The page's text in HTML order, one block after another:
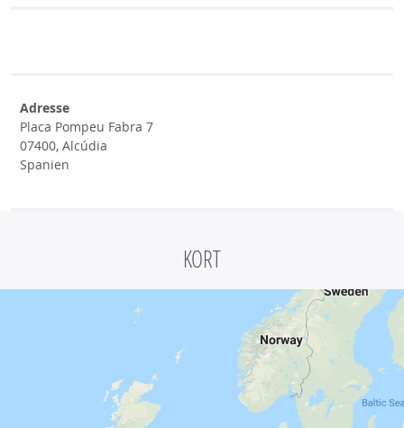
Adresse
Placa Pompeu Fabra 7
07400, Alcúdia
Spanien
KORT